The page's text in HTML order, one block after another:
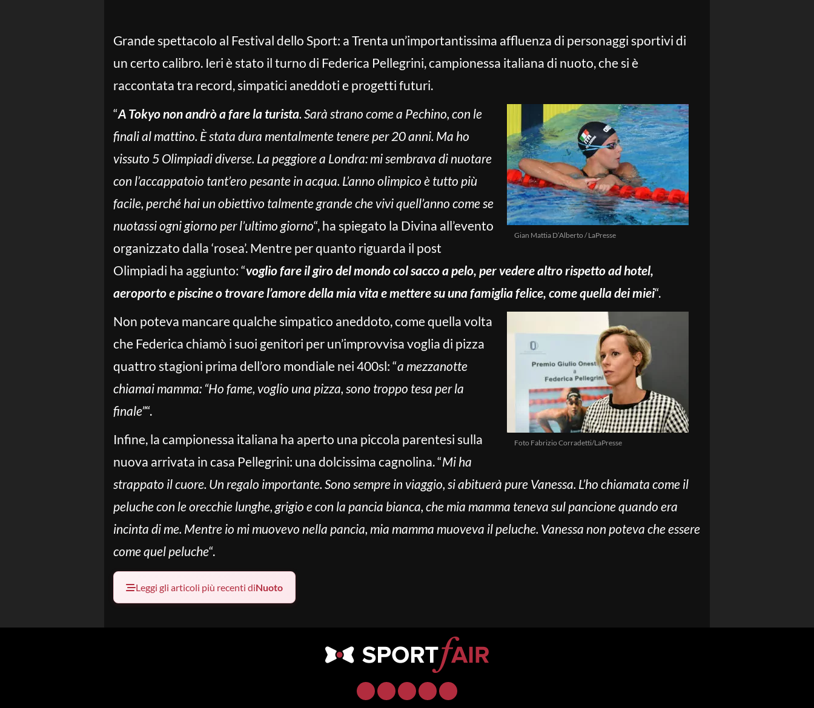
Grande spettacolo al Festival dello Sport: a Trenta un’importantissima affluenza di personaggi sportivi di
un certo calibro. Ieri è stato il turno di Federica Pellegrini, campionessa italiana di nuoto, che si è
raccontata tra record, simpatici aneddoti e progetti futuri.
Gian Mattia D’Alberto / LaPresse
“A Tokyo non andrò a fare la turista. Sarà strano come a Pechino, con le
finali al mattino. È stata dura mentalmente tenere per 20 anni. Ma ho
vissuto 5 Olimpiadi diverse. La peggiore a Londra: mi sembrava di nuotare
con l’accappatoio tant’ero pesante in acqua. L’anno olimpico è tutto più
facile, perché hai un obiettivo talmente grande che vivi quell’anno come se
nuotassi ogni giorno per l’ultimo giorno“, ha spiegato la Divina all’evento
organizzato dalla ‘rosea’. Mentre per quanto riguarda il post
Olimpiadi ha aggiunto: “voglio fare il giro del mondo col sacco a pelo, per vedere altro rispetto ad hotel,
aeroporto e piscine o trovare l’amore della mia vita e mettere su una famiglia felice, come quella dei miei“.
Foto Fabrizio Corradetti/LaPresse
Non poteva mancare qualche simpatico aneddoto, come quella volta
che Federica chiamò i suoi genitori per un’improvvisa voglia di pizza
quattro stagioni prima dell’oro mondiale nei 400sl: “a mezzanotte
chiamai mamma: “Ho fame, voglio una pizza, sono troppo tesa per la
finale”“.
Infine, la campionessa italiana ha aperto una piccola parentesi sulla
nuova arrivata in casa Pellegrini: una dolcissima cagnolina. “Mi ha
strappato il cuore. Un regalo importante. Sono sempre in viaggio, si abituerà pure Vanessa. L’ho chiamata come il
peluche con le orecchie lunghe, grigio e con la pancia bianca, che mia mamma teneva sul pancione quando era
incinta di me. Mentre io mi muovevo nella pancia, mia mamma muoveva il peluche. Vanessa non poteva che essere
come quel peluche“.
Leggi gli articoli più recenti diNuoto